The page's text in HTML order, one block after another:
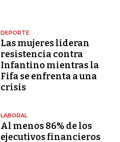
DEPORTE
Las mujeres lideran
resistencia contra
Infantino mientras la
Fifa se enfrenta a una
crisis
LABORAL
Al menos 86% de los
ejecutivos financieros